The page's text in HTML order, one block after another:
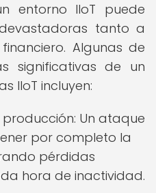
entorno IIoT puede
tanto a
Algunas de
significativas de un
IIoT incluyen:
Un ataque
por completo la
pérdidas
hora de inactividad.